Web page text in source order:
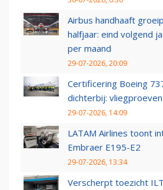
Airbus handhaaft
halfjaar: eind volgend
per maand
29-07-2026, 20:09
Certificering Boeing
dichterbij:
29-07-2026, 14:09
LATAM Airlines toont
Embraer E195-E2
29-07-2026, 13:34
Verscherpt toezicht